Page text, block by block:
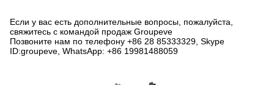
Если у вас есть дополнительные вопросы, пожалуйста,
свяжитесь с командой продаж Groupeve
Позвоните нам по телефону +86 28 85333329, Skype
ID:groupeve, WhatsApp: +86 19981488059